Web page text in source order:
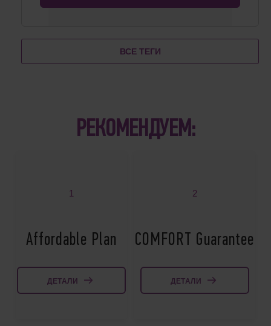
ВСЕ ТЕГИ
РЕКОМЕНДУЕМ:
1
Affordable Plan
ДЕТАЛИ
2
COMFORT Guarantee
ДЕТАЛИ